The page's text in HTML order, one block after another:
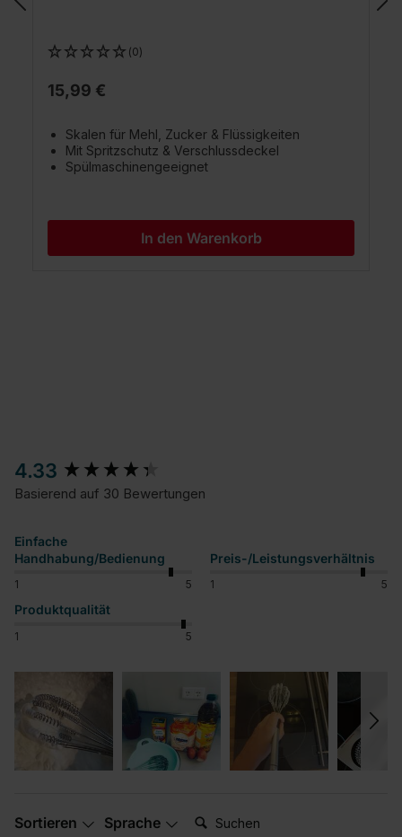
(0)
15,99 €
Skalen für Mehl, Zucker & Flüssigkeiten
Mit Spritzschutz & Verschlussdeckel
Spülmaschinengeeignet
In den Warenkorb
4.33
Basierend auf 30 Bewertungen
Einfache
Handhabung/Bedienung
1 5
Preis-/Leistungsverhältnis
1 5
Produktqualität
1 5
Sortieren Sprache Suchen:
New content loaded